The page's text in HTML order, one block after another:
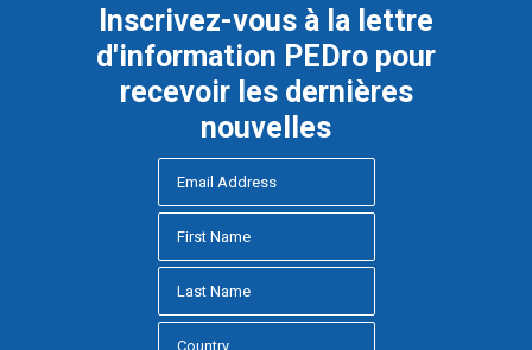
Inscrivez-vous à la lettre
d'information PEDro pour
recevoir les dernières
nouvelles